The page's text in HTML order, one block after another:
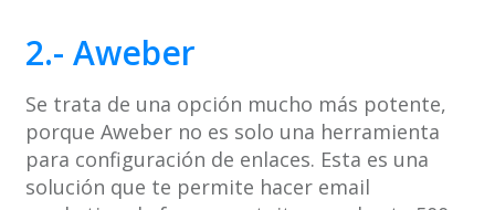
2.- Aweber
Se trata de una opción mucho más potente,
porque Aweber no es solo una herramienta
para configuración de enlaces. Esta es una
solución que te permite hacer email